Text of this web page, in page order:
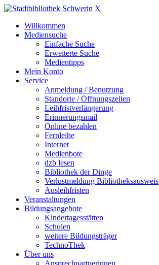
X
Willkommen
Mediensuche
Einfache Suche
Erweiterte Suche
Medientipps
Mein Konto
Service
Anmeldung / Benutzung
Standorte / Öffnungszeiten
Leihfristverlängerung
Erinnerungsmail
Online bezahlen
Fernleihe
Internet
Medienbote
dzb lesen
Bibliothek der Dinge
Verlustmeldung Bibliotheksausweis
Ausleihfristen
Veranstaltungen
Bildungsangebote
Kindertagesstätten
Schulen
weitere Bildungsträger
TechnoThek
Über uns
Ansprechpartnerinnen